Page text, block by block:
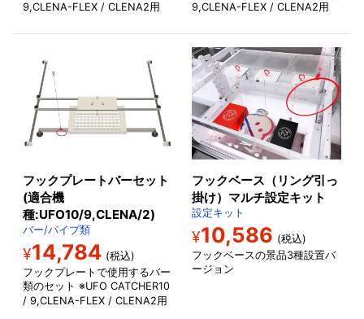
9,CLENA-FLEX / CLENA2用
9,CLENA-FLEX / CLENA2用
フックプレートバーセット
(適合機
種:UFO10/9,CLENA/2)
バー/パイプ類
¥14,784 (税込)
フックプレートで使用するバー
類のセット ※UFO CATCHER10
/ 9,CLENA-FLEX / CLENA2用
フックベース（リング引っ
掛け）マルチ設定キット
設定キット
¥10,586 (税込)
フックベースの景品3種設置バ
ージョン